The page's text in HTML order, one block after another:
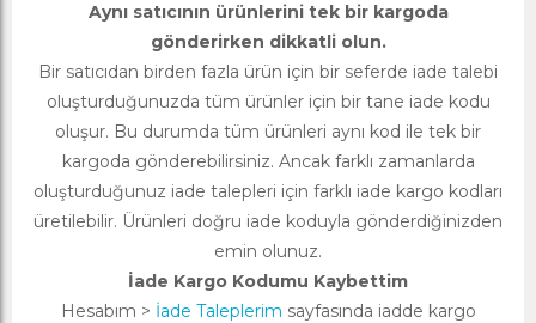
Aynı satıcının ürünlerini tek bir kargoda
gönderirken dikkatli olun.
Bir satıcıdan birden fazla ürün için bir seferde iade talebi
oluşturduğunuzda tüm ürünler için bir tane iade kodu
oluşur. Bu durumda tüm ürünleri aynı kod ile tek bir
kargoda gönderebilirsiniz. Ancak farklı zamanlarda
oluşturduğunuz iade talepleri için farklı iade kargo kodları
üretilebilir. Ürünleri doğru iade koduyla gönderdiğinizden
emin olunuz.
İade Kargo Kodumu Kaybettim
Hesabım > İade Taleplerim sayfasında iadde kargo